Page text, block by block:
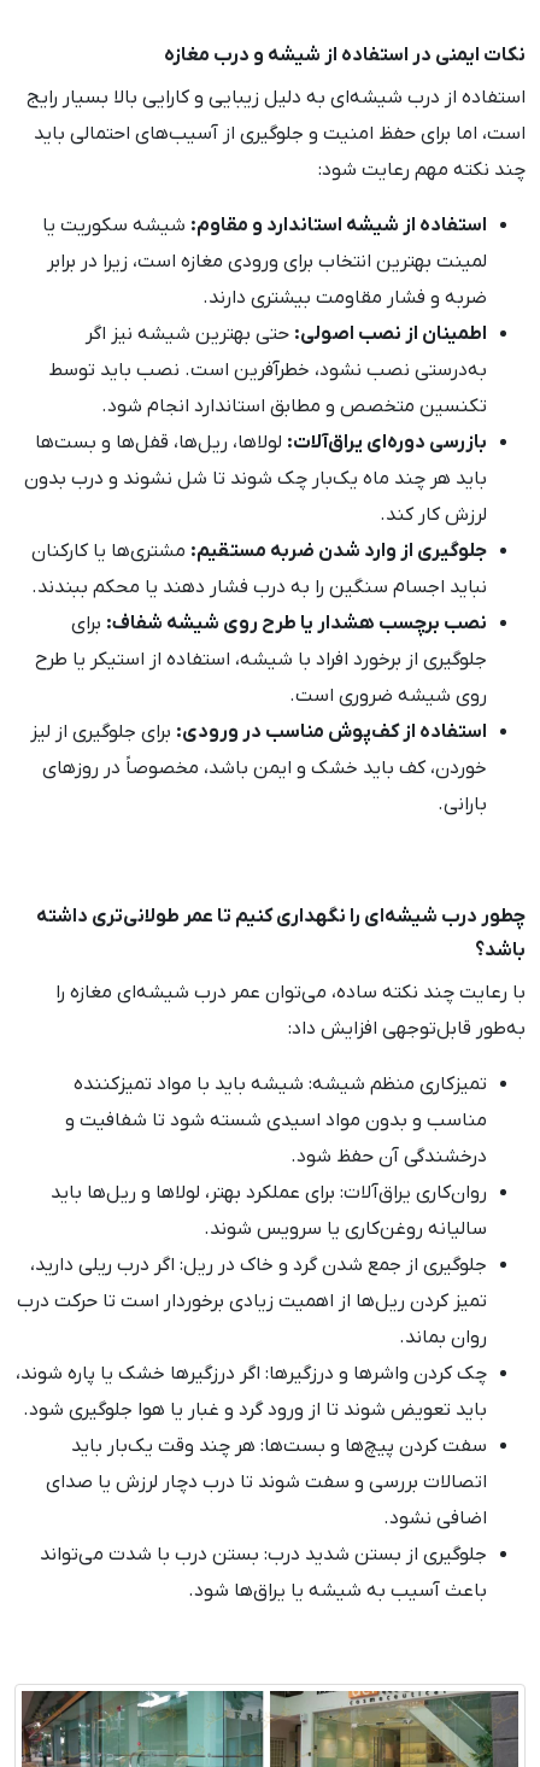
نکات ایمنی در استفاده از شیشه و درب مغازه
استفاده از درب شیشه‌ای به دلیل زیبایی و کارایی بالا بسیار رایج
است، اما برای حفظ امنیت و جلوگیری از آسیب‌های احتمالی باید
چند نکته مهم رعایت شود:
استفاده از شیشه استاندارد و مقاوم: شیشه سکوریت یا
لمینت بهترین انتخاب برای ورودی مغازه است، زیرا در برابر
ضربه و فشار مقاومت بیشتری دارند.
اطمینان از نصب اصولی: حتی بهترین شیشه نیز اگر
به‌درستی نصب نشود، خطرآفرین است. نصب باید توسط
تکنسین متخصص و مطابق استاندارد انجام شود.
بازرسی دوره‌ای یراق‌آلات: لولاها، ریل‌ها، قفل‌ها و بست‌ها
باید هر چند ماه یک‌بار چک شوند تا شل نشوند و درب بدون
لرزش کار کند.
جلوگیری از وارد شدن ضربه مستقیم: مشتری‌ها یا کارکنان
نباید اجسام سنگین را به درب فشار دهند یا محکم ببندند.
نصب برچسب هشدار یا طرح روی شیشه شفاف: برای
جلوگیری از برخورد افراد با شیشه، استفاده از استیکر یا طرح
روی شیشه ضروری است.
استفاده از کف‌پوش مناسب در ورودی: برای جلوگیری از لیز
خوردن، کف باید خشک و ایمن باشد، مخصوصاً در روزهای
بارانی.
چطور درب شیشه‌ای را نگهداری کنیم تا عمر طولانی‌تری داشته
باشد؟
با رعایت چند نکته ساده، می‌توان عمر درب شیشه‌ای مغازه را
به‌طور قابل‌توجهی افزایش داد:
تمیزکاری منظم شیشه: شیشه باید با مواد تمیزکننده
مناسب و بدون مواد اسیدی شسته شود تا شفافیت و
درخشندگی آن حفظ شود.
روان‌کاری یراق‌آلات: برای عملکرد بهتر، لولاها و ریل‌ها باید
سالیانه روغن‌کاری یا سرویس شوند.
جلوگیری از جمع شدن گرد و خاک در ریل: اگر درب ریلی دارید،
تمیز کردن ریل‌ها از اهمیت زیادی برخوردار است تا حرکت درب
روان بماند.
چک کردن واشرها و درزگیرها: اگر درزگیرها خشک یا پاره شوند،
باید تعویض شوند تا از ورود گرد و غبار یا هوا جلوگیری شود.
سفت کردن پیچ‌ها و بست‌ها: هر چند وقت یک‌بار باید
اتصالات بررسی و سفت شوند تا درب دچار لرزش یا صدای
اضافی نشود.
جلوگیری از بستن شدید درب: بستن درب با شدت می‌تواند
باعث آسیب به شیشه یا یراق‌ها شود.